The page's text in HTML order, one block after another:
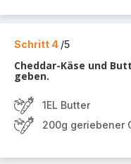
Schritt 4 /5
Cheddar-Käse und
geben.
1EL Butter
200g geriebener